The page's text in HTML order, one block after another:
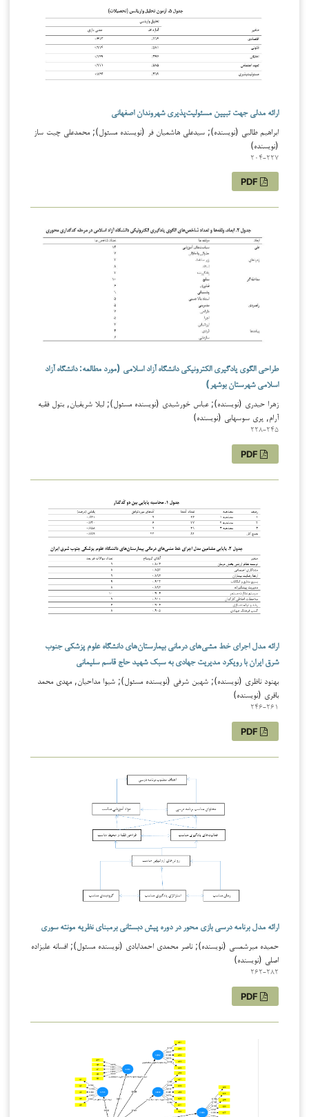
ارائه مدلی جهت تبیین مسئولیت‌پذیری شهروندان اصفهانی
ابراهیم طالبی (نویسنده); سیدعلی هاشمیان فر (نویسنده مسئول); محمدعلی چیت ساز
(نویسنده)
204-227
طراحی الگوی یادگیری الکترونیکی دانشگاه آزاد اسلامی (مورد مطالعه: دانشگاه آزاد
اسلامی شهرستان بوشهر)
زهرا حیدری (نویسنده); عباس خورشیدی (نویسنده مسئول); لیلا شریفیان, بتول فقیه
آرام, پری سوسهابی (نویسنده)
228-245
ارائه مدل اجرای خط مشی‌های درمانی بیمارستان‌های دانشگاه علوم پزشکی جنوب
شرق ایران با رویکرد مدیریت جهادی به سبک شهید حاج قاسم سلیمانی
بهنود ناظری (نویسنده); شهین شرفی (نویسنده مسئول); شیوا مداحیان, مهدی محمد
باقری (نویسنده)
246-261
ارائه مدل برنامه درسی بازی محور در دوره پیش دبستانی برمبنای نظریه مونته سوری
حمیده میرشمسی (نویسنده); ناصر محمدی احمدابادی (نویسنده مسئول); افسانه علیزاده
اصلی (نویسنده)
262-282